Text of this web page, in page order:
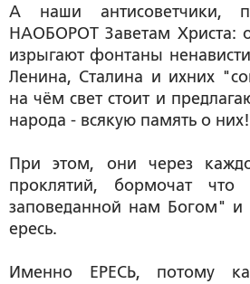
А наши антисоветчики,
НАОБОРОТ Заветам Христа:
изрыгают фонтаны
Ленина, Сталина и ихних
на чём свет стоит и
народа - всякую память о них!
При этом, они через
проклятий, бормочат
заповеданной нам Богом"
ересь.
Именно ЕРЕСЬ, потому